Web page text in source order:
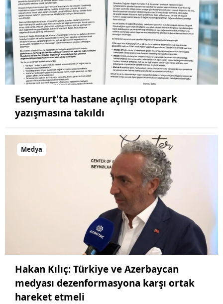
Esenyurt'ta hastane açılışı otopark
yazışmasına takıldı
Medya
Hakan Kılıç: Türkiye ve Azerbaycan
medyası dezenformasyona karşı ortak
hareket etmeli